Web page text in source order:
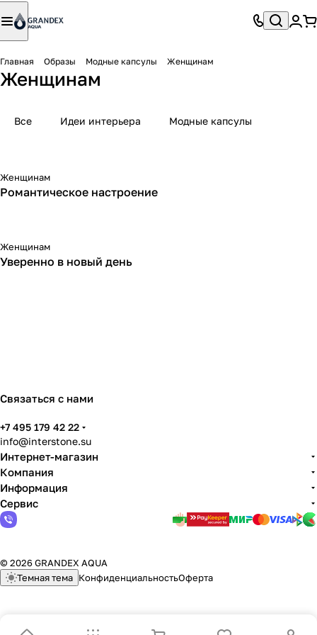
Главная Образы Модные капсулы Женщинам
Женщинам
Все Идеи интерьера Модные капсулы
Женщинам
Романтическое настроение
Женщинам
Уверенно в новый день
Связаться с нами
+7 495 179 42 22
info@interstone.su
Интернет-магазин
Компания
Информация
Сервис
© 2026 GRANDEX AQUA
Темная тема КонфиденциальностьОферта